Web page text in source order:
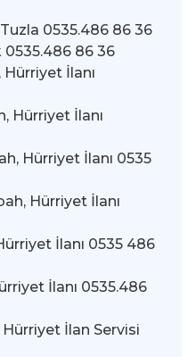
0535.486 86 36
86 36
İlanı
Hürriyet İlanı
Hürriyet İlanı 0535
Hürriyet İlanı
İlanı 0535 486
İlanı 0535.486
İlan Servisi